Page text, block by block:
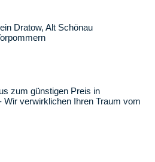
Dratow, Alt Schönau
zum günstigen Preis in
Wir verwirklichen Ihren Traum vom